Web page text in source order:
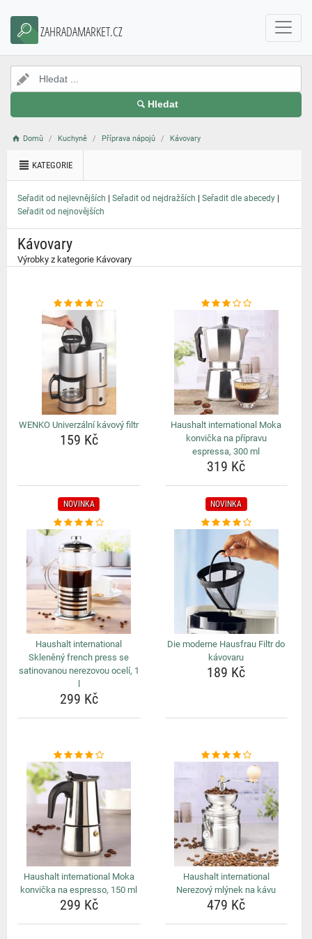
ZAHRADAMARKET.CZ
Hledat
Domů Kuchyně Příprava nápojů Kávovary
KATEGORIE
Seřadit od nejlevnějších | Seřadit od nejdražších | Seřadit dle abecedy |
Seřadit od nejnovějších
Kávovary
Výrobky z kategorie Kávovary
WENKO Univerzální kávový filtr
159 Kč
Haushalt international Moka
konvička na přípravu
espressa, 300 ml
319 Kč
NOVINKA
Haushalt international
Skleněný french press se
satinovanou nerezovou ocelí, 1
299 Kč
NOVINKA
Die moderne Hausfrau Filtr do
kávovaru
189 Kč
Haushalt international Moka
konvička na espresso, 150 ml
299 Kč
Haushalt international
Nerezový mlýnek na kávu
479 Kč